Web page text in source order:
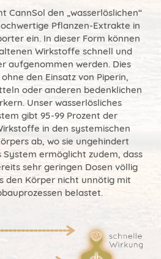
CannSol den „wasserlöslichen“
Pflanzen-Extrakte in
ein. In dieser Form können
Wirkstoffe schnell und
aufgenommen werden. Dies
den Einsatz von Piperin,
oder anderen bedenklichen
Unser wasserlösliches
gibt 95-99 Prozent der
in den systemischen
ab, wo sie ungehindert
System ermöglicht zudem, dass
sehr geringen Dosen völlig
den Körper nicht unnötig mit
belastet.